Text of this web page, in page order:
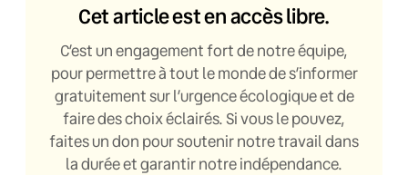
Cet article est en accès libre.
C’est un engagement fort de notre équipe,
pour permettre à tout le monde de s’informer
gratuitement sur l’urgence écologique et de
faire des choix éclairés. Si vous le pouvez,
faites un don pour soutenir notre travail dans
la durée et garantir notre indépendance.